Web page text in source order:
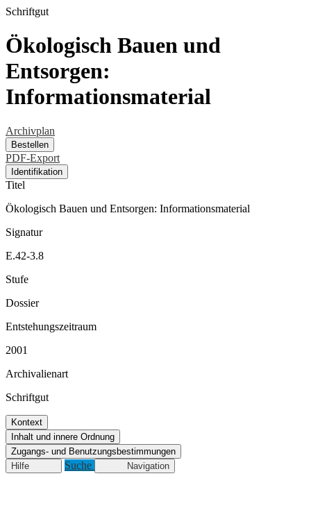
Schriftgut
Ökologisch Bauen und
Entsorgen:
Informationsmaterial
Archivplan
Bestellen
PDF-Export
Identifikation
Titel
Ökologisch Bauen und Entsorgen: Informationsmaterial
Signatur
E.42-3.8
Stufe
Dossier
Entstehungszeitraum
2001
Archivalienart
Schriftgut
Kontext
Inhalt und innere Ordnung
Zugangs- und Benutzungsbestimmungen
Hilfe
Suche Navigation